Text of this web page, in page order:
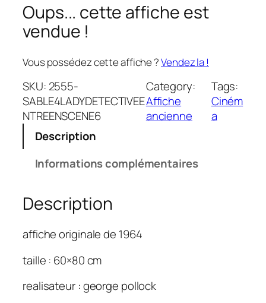
Oups... cette affiche est
vendue !
Vous possédez cette affiche ?Vendez la !
SKU: 2555-
SABLE4LADYDETECTIVEE
NTREENSCENE6
Category:
Affiche
ancienne
Tags:
Ciném
a
Description
Informations complémentaires
Description
affiche originale de 1964
taille : 60×80 cm
realisateur : george pollock